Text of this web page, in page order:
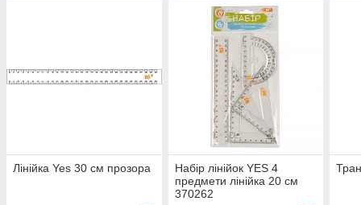
Лінійка Yes 30 см прозора
Набір лінійок YES 4
предмети лінійка 20 см
370262